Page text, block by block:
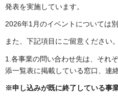
発表を実施しています。
2026年1月のイベントについては
また、下記項目にご留意ください。
1.各事業の問い合わせ先は、それ
添一覧表に掲載している窓口、連
※申し込みが既に終了している事